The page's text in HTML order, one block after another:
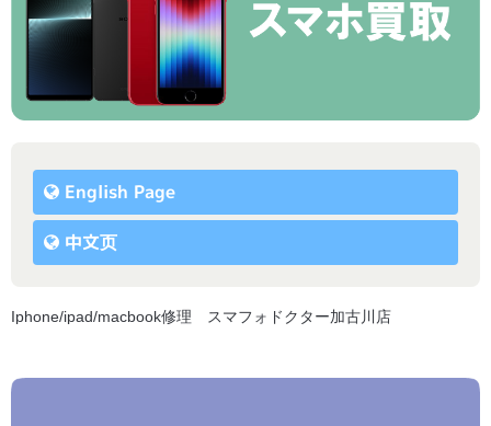
English Page
中文页
Iphone/ipad/macbook修理 スマフォドクター加古川店